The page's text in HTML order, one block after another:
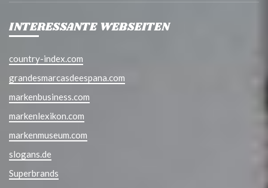
INTERESSANTE WEBSEITEN
country-index.com
grandesmarcasdeespana.com
markenbusiness.com
markenlexikon.com
markenmuseum.com
slogans.de
Superbrands